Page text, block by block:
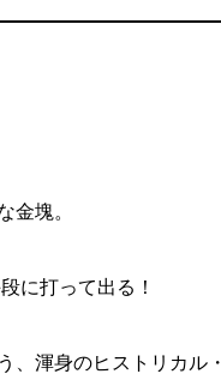
金塊。
に打って出る！
、渾身のヒストリカル・